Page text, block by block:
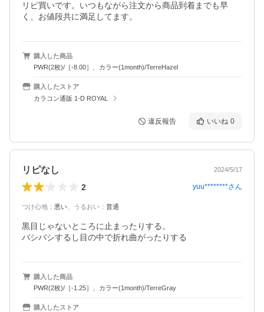
リピ買いです。いつもながら注文から商品到着までも早
く、お値段共に満足してます。
購入した商品
PWR(2枚)/［-8.00］、カラー(1month)/TerreHazel
購入したストア
カラコン通販 1-D ROYAL
違反報告 いいね 0
リピなし 2024/5/17
2 yuu********さん
つけ心地 ： 悪い うるおい ： 普通
黒目じゃないところに止まったりする。
バシバシするし目の中で折れ曲がったりする
購入した商品
PWR(2枚)/［-1.25］、カラー(1month)/TerreGray
購入したストア